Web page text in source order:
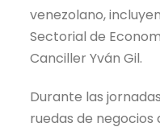
venezolano,
Sectorial de
Canciller Yván Gil.
Durante las
ruedas de negocios